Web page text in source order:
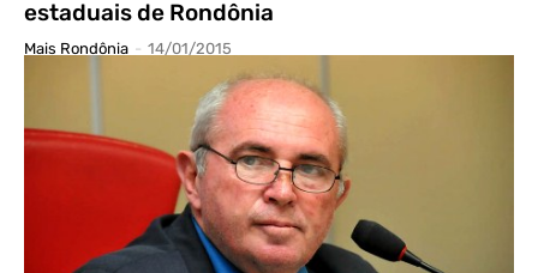
estaduais de Rondônia
Mais Rondônia - 14/01/2015